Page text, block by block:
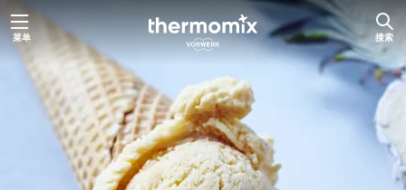
跳
至
菜单 搜索